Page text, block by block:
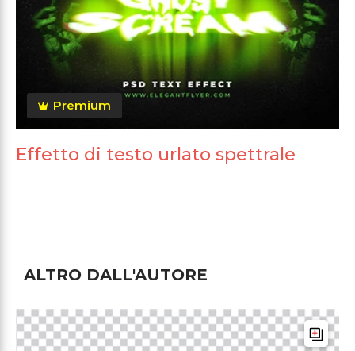
Premium
Effetto di testo urlato spettrale
ALTRO DALL'AUTORE